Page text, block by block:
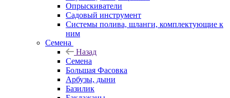
Опрыскиватели
Садовый инструмент
Системы полива, шланги, комплектующие к
ним
Семена
Назад
Семена
Большая Фасовка
Арбузы, дыни
Базилик